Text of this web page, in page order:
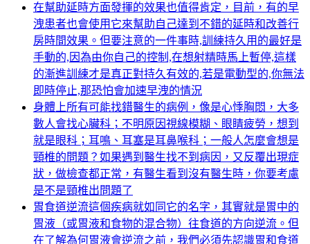
在幫助延時方面發揮的效果也值得肯定，目前，有的早
洩患者也會使用它來幫助自己達到不錯的延時和改善行
房時間效果。但要注意的一件事時,訓練持久用的最好是
手動的,因為由你自己的控制,在想射精時馬上暫停,這樣
的漸進訓練才是真正對持久有效的,若是電動型的,你無法
即時停止,那恐怕會加速早洩的情況
身體上所有可能找錯醫生的病例，像是心悸胸悶，大多
數人會找心臟科；不明原因視線模糊、眼睛疲勞，想到
就是眼科；耳鳴、耳塞是耳鼻喉科；一般人怎麼會想是
頸椎的問題？如果遇到醫生找不到病因，又反覆出現症
狀，做檢查都正常，有醫生看到沒有醫生時，你要考慮
是不是頸椎出問題了
胃食道逆流這個疾病就如同它的名字，其實就是胃中的
胃液（或胃液和食物的混合物）往食道的方向逆流。但
在了解為何胃液會逆流之前，我們必須先認識胃和食道